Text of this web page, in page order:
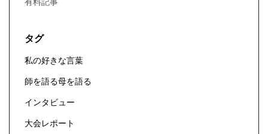
タグ
私の好きな言葉
師を語る母を語る
インタビュー
大会レポート